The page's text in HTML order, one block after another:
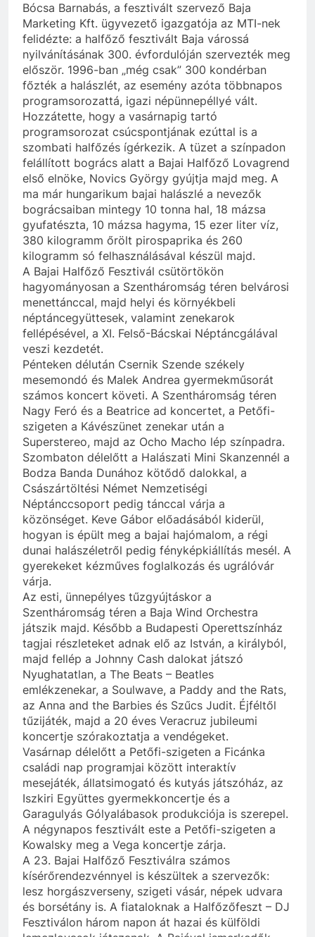
Bócsa Barnabás, a fesztivált szervező Baja
Marketing Kft. ügyvezető igazgatója az MTI-nek
felidézte: a halfőző fesztivált Baja várossá
nyilvánításának 300. évfordulóján szervezték meg
először. 1996-ban „még csak” 300 kondérban
főzték a halászlét, az esemény azóta többnapos
programsorozattá, igazi népünnepéllyé vált.
Hozzátette, hogy a vasárnapig tartó
programsorozat csúcspontjának ezúttal is a
szombati halfőzés ígérkezik. A tüzet a színpadon
felállított bogrács alatt a Bajai Halfőző Lovagrend
első elnöke, Novics György gyújtja majd meg. A
ma már hungarikum bajai halászlé a nevezők
bográcsaiban mintegy 10 tonna hal, 18 mázsa
gyufatészta, 10 mázsa hagyma, 15 ezer liter víz,
380 kilogramm őrölt pirospaprika és 260
kilogramm só felhasználásával készül majd.
A Bajai Halfőző Fesztivál csütörtökön
hagyományosan a Szentháromság téren belvárosi
menettánccal, majd helyi és környékbeli
néptáncegyüttesek, valamint zenekarok
fellépésével, a XI. Felső-Bácskai Néptáncgálával
veszi kezdetét.
Pénteken délután Csernik Szende székely
mesemondó és Malek Andrea gyermekműsorát
számos koncert követi. A Szentháromság téren
Nagy Feró és a Beatrice ad koncertet, a Petőfi-
szigeten a Kávészünet zenekar után a
Superstereo, majd az Ocho Macho lép színpadra.
Szombaton délelőtt a Halászati Mini Skanzennél a
Bodza Banda Dunához kötődő dalokkal, a
Császártöltési Német Nemzetiségi
Néptánccsoport pedig tánccal várja a
közönséget. Keve Gábor előadásából kiderül,
hogyan is épült meg a bajai hajómalom, a régi
dunai halászéletről pedig fényképkiállítás mesél. A
gyerekeket kézműves foglalkozás és ugrálóvár
várja.
Az esti, ünnepélyes tűzgyújtáskor a
Szentháromság téren a Baja Wind Orchestra
játszik majd. Később a Budapesti Operettszínház
tagjai részleteket adnak elő az István, a királyból,
majd fellép a Johnny Cash dalokat játszó
Nyughatatlan, a The Beats – Beatles
emlékzenekar, a Soulwave, a Paddy and the Rats,
az Anna and the Barbies és Szűcs Judit. Éjféltől
tűzijáték, majd a 20 éves Veracruz jubileumi
koncertje szórakoztatja a vendégeket.
Vasárnap délelőtt a Petőfi-szigeten a Ficánka
családi nap programjai között interaktív
mesejáték, állatsimogató és kutyás játszóház, az
Iszkiri Együttes gyermekkoncertje és a
Garagulyás Gólyalábasok produkciója is szerepel.
A négynapos fesztivált este a Petőfi-szigeten a
Kowalsky meg a Vega koncertje zárja.
A 23. Bajai Halfőző Fesztiválra számos
kísérőrendezvénnyel is készültek a szervezők:
lesz horgászverseny, szigeti vásár, népek udvara
és borsétány is. A fiataloknak a Halfőzőfeszt – DJ
Fesztiválon három napon át hazai és külföldi